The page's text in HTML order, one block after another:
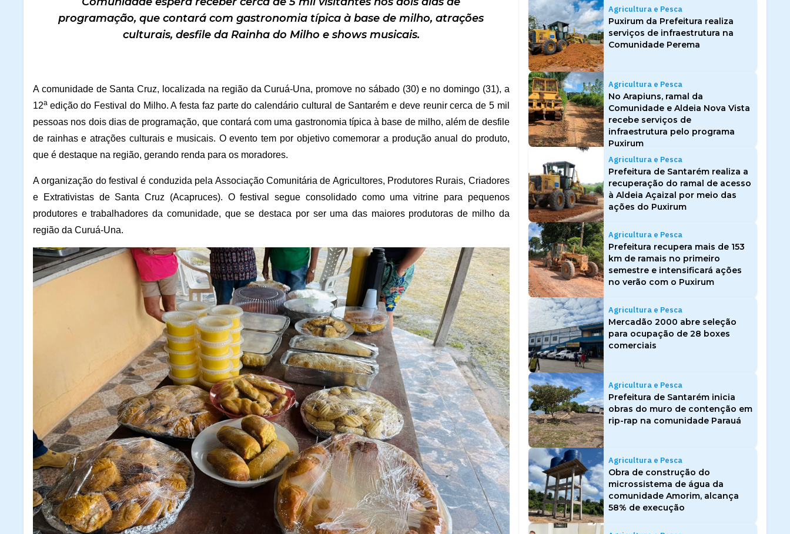
programação, que contará com gastronomia típica à base de milho, atrações
culturais, desfile da Rainha do Milho e shows musicais.
A comunidade de Santa Cruz, localizada na região da Curuá-Una, promove no sábado (30) e no domingo (31), a
12a edição do Festival do Milho. A festa faz parte do calendário cultural de Santarém e deve reunir cerca de 5 mil
pessoas nos dois dias de programação, que contará com uma gastronomia típica à base de milho, além de desfile
de rainhas e atrações culturais e musicais. O evento tem por objetivo comemorar a produção anual do produto,
que é destaque na região, gerando renda para os moradores.
A organização do festival é conduzida pela Associação Comunitária de Agricultores, Produtores Rurais, Criadores
e Extrativistas de Santa Cruz (Acapruces). O festival segue consolidado como uma vitrine para pequenos
produtores e trabalhadores da comunidade, que se destaca por ser uma das maiores produtoras de milho da
região da Curuá-Una.
Agricultura e Pesca
Puxirum da Prefeitura realiza
serviços de infraestrutura na
Comunidade Perema
Agricultura e Pesca
No Arapiuns, ramal da
Comunidade e Aldeia Nova Vista
recebe serviços de
infraestrutura pelo programa
Puxirum
Agricultura e Pesca
Prefeitura de Santarém realiza a
recuperação do ramal de acesso
à Aldeia Açaizal por meio das
ações do Puxirum
Agricultura e Pesca
Prefeitura recupera mais de 153
km de ramais no primeiro
semestre e intensificará ações
no verão com o Puxirum
Agricultura e Pesca
Mercadão 2000 abre seleção
para ocupação de 28 boxes
comerciais
Agricultura e Pesca
Prefeitura de Santarém inicia
obras do muro de contenção em
rip-rap na comunidade Parauá
Agricultura e Pesca
Obra de construção do
microssistema de água da
comunidade Amorim, alcança
58% de execução